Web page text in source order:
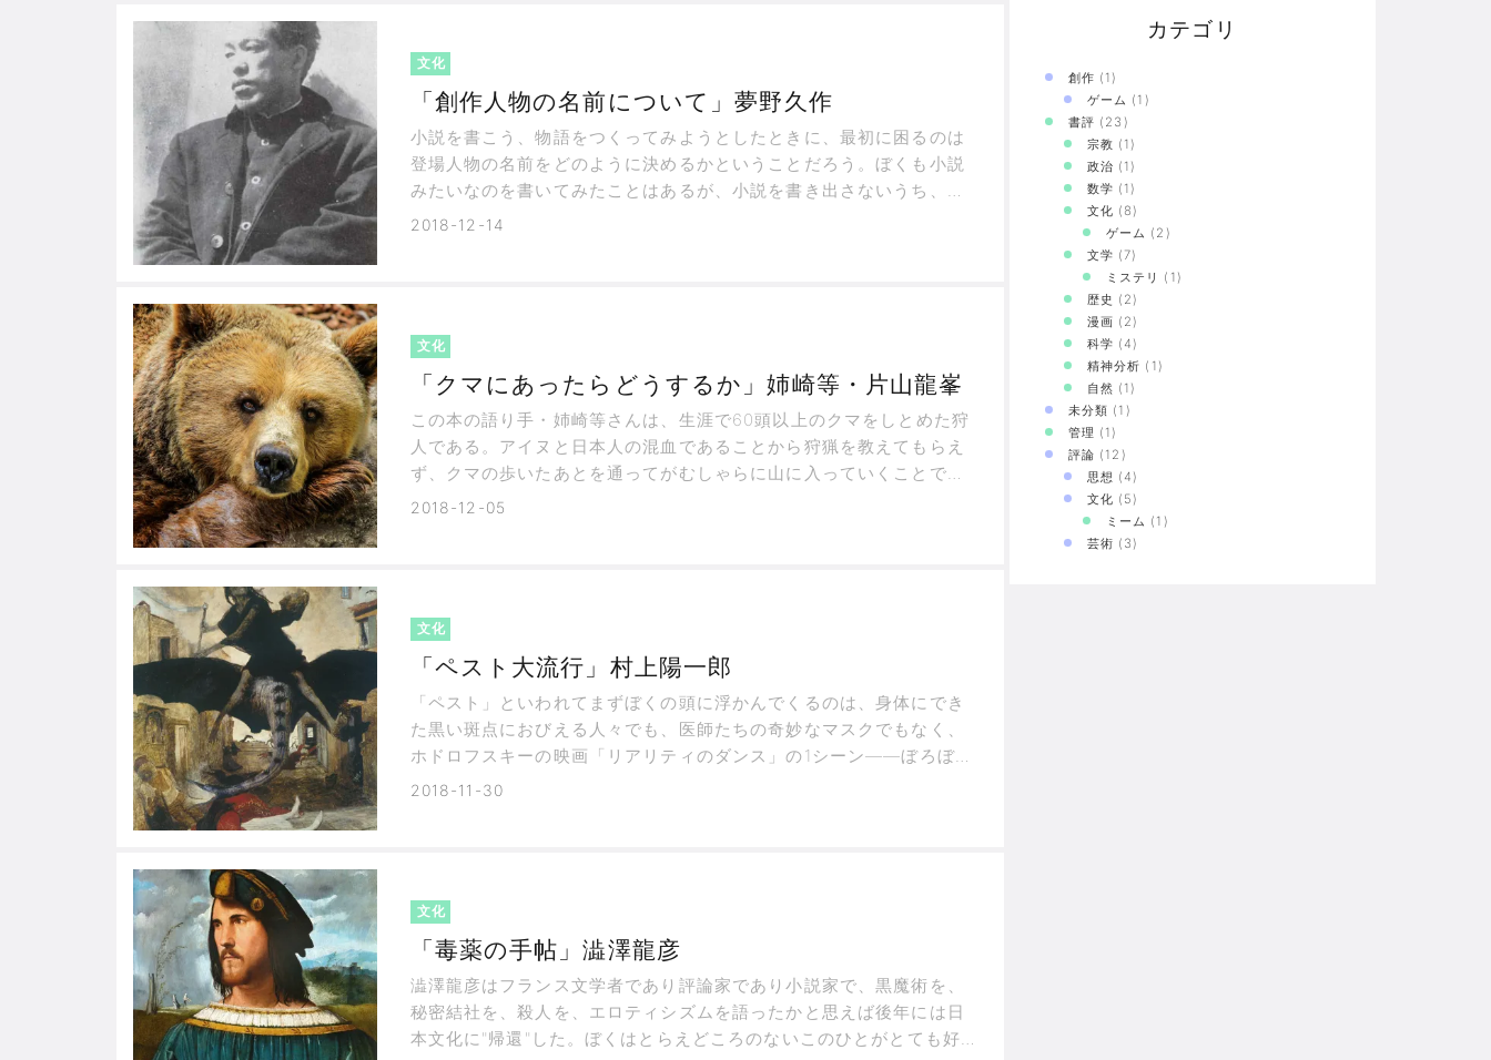
文化
「創作人物の名前について」夢野久作
小説を書こう、物語をつくってみようとしたときに、最初に困るのは
登場人物の名前をどのように決めるかということだろう。ぼくも小説
みたいなのを書いてみたことはあるが、小説を書き出さないうち、名
前を決める段階でウンウン悩んでいることは多かった。
2018-12-14
文化
「クマにあったらどうするか」姉崎等・片山龍峯
この本の語り手・姉崎等さんは、生涯で60頭以上のクマをしとめた狩
人である。アイヌと日本人の混血であることから狩猟を教えてもらえ
ず、クマの歩いたあとを通ってがむしゃらに山に入っていくことで山
歩きを、狩猟をおぼえたというから驚きだ。
2018-12-05
文化
「ペスト大流行」村上陽一郎
「ペスト」といわれてまずぼくの頭に浮かんでくるのは、身体にでき
た黒い斑点におびえる人々でも、医師たちの奇妙なマスクでもなく、
ホドロフスキーの映画「リアリティのダンス」の1シーン――ぼろぼろ
の黒い服を身に纏い、黒い傘をさしたペスト患者の集団が山をくだっ
2018-11-30
文化
「毒薬の手帖」澁澤龍彦
澁澤龍彦はフランス文学者であり評論家であり小説家で、黒魔術を、
秘密結社を、殺人を、エロティシズムを語ったかと思えば後年には日
本文化に"帰還"した。ぼくはとらえどころのないこのひとがとても好
カテゴリ
創作 (1)
ゲーム (1)
書評 (23)
宗教 (1)
政治 (1)
数学 (1)
文化 (8)
ゲーム (2)
文学 (7)
ミステリ
(1)
歴史 (2)
漫画 (2)
科学 (4)
精神分析 (1)
自然 (1)
未分類 (1)
管理 (1)
評論 (12)
思想 (4)
文化 (5)
ミーム (1)
芸術 (3)